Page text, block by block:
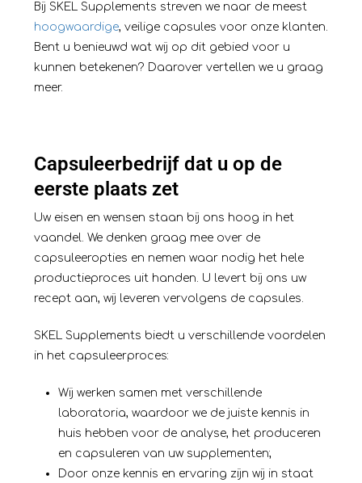
Bij SKEL Supplements streven we naar de meest
hoogwaardige, veilige capsules voor onze klanten.
Bent u benieuwd wat wij op dit gebied voor u
kunnen betekenen? Daarover vertellen we u graag
meer.
Capsuleerbedrijf dat u op de
eerste plaats zet
Uw eisen en wensen staan bij ons hoog in het
vaandel. We denken graag mee over de
capsuleeropties en nemen waar nodig het hele
productieproces uit handen. U levert bij ons uw
recept aan, wij leveren vervolgens de capsules.
SKEL Supplements biedt u verschillende voordelen
in het capsuleerproces:
Wij werken samen met verschillende
laboratoria, waardoor we de juiste kennis in
huis hebben voor de analyse, het produceren
en capsuleren van uw supplementen;
Door onze kennis en ervaring zijn wij in staat